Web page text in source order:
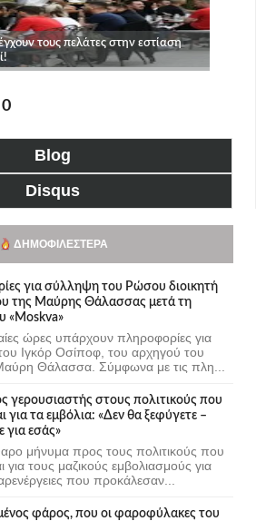
Blog
Disqus
ΔΗΜΟΦΙΛΈΣΤΕΡΑ
για σύλληψη του Ρώσου διοικητή
της Mαύρης Θάλασσας μετά τη
«Moskva»
ώρες υπάρχουν πληροφορίες για
Ιγκόρ Οσίποφ, του αρχηγού του
Θάλασσα. Σύμφωνα με τις πλη...
γερουσιαστής στους πολιτικούς που
για τα εμβόλια: «Δεν θα ξεφύγετε –
για εσάς»
μήνυμα προς τους πολιτικούς που
για τους μαζικούς εμβολιασμούς για
που προκάλεσαν...
φάρος, που οι φαροφύλακες του